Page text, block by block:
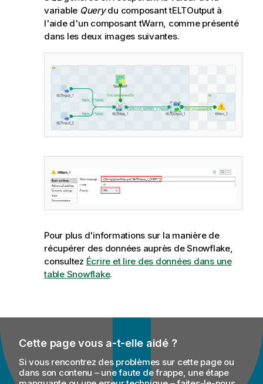
variable Querydu composant tELTOutput à
l'aide d'un composant tWarn, comme présenté
dans les deux images suivantes.
Pour plus d'informations sur la manière de
récupérer des données auprès de Snowflake,
consultez Écrire et lire des données dans une
table Snowflake.
Cette page vous a-t-elle aidé ?
Si vous rencontrez des problèmes sur cette page ou
dans son contenu – une faute de frappe, une étape